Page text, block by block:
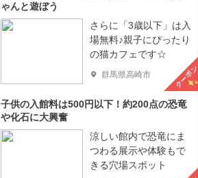
ゃんと遊ぼう
さらに「3歳以下」は入
場無料♪親子にぴったり
の猫カフェです☆
群馬県高崎市 クーポン
子供の入館料は500円以下！約200点の恐竜
や化石に大興奮
涼しい館内で恐竜にま
つわる展示や体験もで
きる穴場スポット